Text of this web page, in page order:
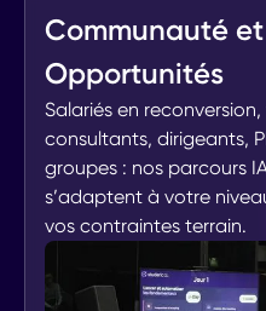
Communauté et
Opportunités
Salariés en
consultants, dirigeants,
groupes : nos parcours
s’adaptent à votre
vos contraintes terrain.